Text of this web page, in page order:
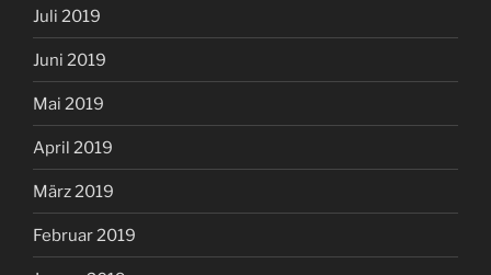
Juli 2019
Juni 2019
Mai 2019
April 2019
März 2019
Februar 2019